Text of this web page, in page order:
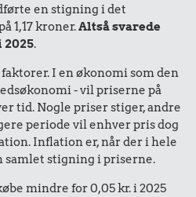
en stigning i det
1,17 kroner.Altså svarede
2025.
I en økonomi som den
- vil priserne på
tid. Nogle priser stiger, andre
periode vil enhver pris dog
Inflation er, når der i hele
samlet stigning i priserne.
mindre for 0,05 kr. i 2025